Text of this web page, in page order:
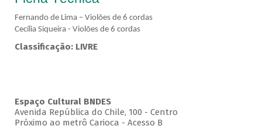
Fernando de Lima – Violões de 6 cordas
Cecília Siqueira - Violões de 6 cordas
Classificação: LIVRE
Espaço Cultural BNDES
Avenida República do Chile, 100 - Centro
Próximo ao metrô Carioca - Acesso B